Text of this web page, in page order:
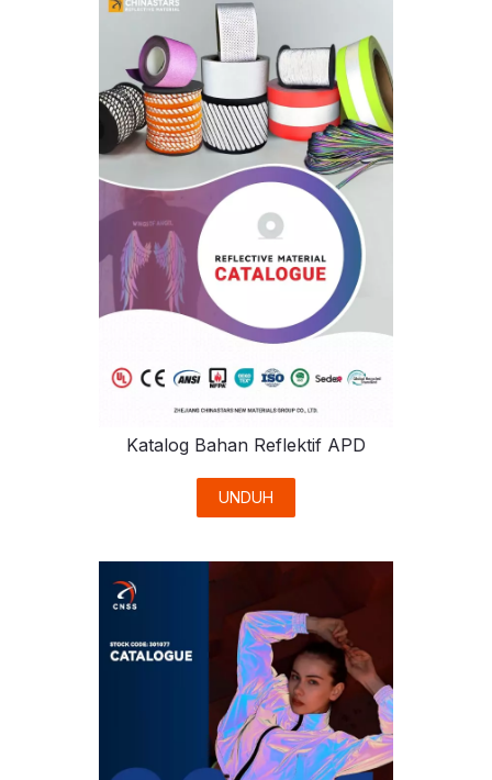
Katalog Bahan Reflektif APD
UNDUH